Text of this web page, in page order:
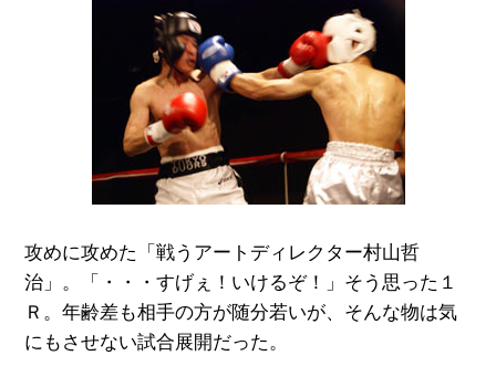
攻めに攻めた「戦うアートディレクター村山哲
治」。「・・・すげぇ！いけるぞ！」そう思った１
Ｒ。年齢差も相手の方が随分若いが、そんな物は気
にもさせない試合展開だった。